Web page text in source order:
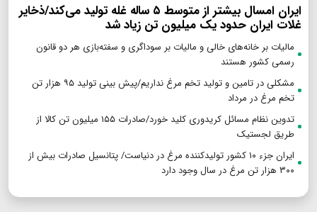
ایران امسال بیشتر از متوسط ۵ ساله غله تولید می‌کند/ذخایر
غلات ایران حدود یک میلیون تن زیاد شد
مالیات بر خانه‌های خالی و مالیات بر سوداگری و سفته‌بازی هر دو قانون
رسمی کشور هستند
مشکلی در تامین و تولید تخم مرغ نداریم/پیش بینی تولید ۹۵ هزار تن
تخم مرغ در مرداد
تدوین نظام مسائل کریدوری کلید خورد/صادرات ۱۵۵ میلیون تن کالا از
طریق لجستیک
ایران جزء ۱۰ کشور تولیدکننده مرغ در دنیاست/ پتانسیل صادرات بیش از
۳۰۰ هزار تن مرغ در سال وجود دارد